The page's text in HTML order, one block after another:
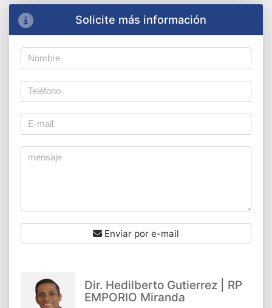
Solicite más información
Enviar por e-mail
Dir. Hedilberto Gutierrez | RP
EMPORIO Miranda